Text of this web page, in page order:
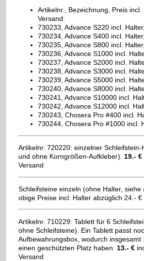
Artikelnr., Bezeichnung, Preis incl.
Versand:
730233, Advance S220 incl.
730234, Advance S400 incl.
730235, Advance S800 incl.
730236, Advance S1000 incl.
730237, Advance S2000 incl.
730238, Advance S3000 incl.
730239, Advance S5000 incl.
730240, Advance S8000 incl.
730241, Advance S10000 incl.
730242, Advance S12000 incl.
730243, Chosera Pro #400 incl.
730244, Chosera Pro #1000 incl.
Artikelnr. 720220: einzelner Schleifstein-
und ohne Korngrößen-Aufkleber).19.- €
Versand
Schleifsteine einzeln (ohne Halter, siehe
obige Preise incl. Halter abzüglich 24.- €
Artikelnr. 710229: Tablett für 6
ohne Schleifsteine). Ein Tablett passt
Aufbewahrungsbox, wodurch insgesamt
einen geschützten Platz haben. 13.- €
Versand